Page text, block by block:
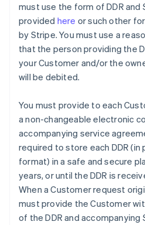
must use the form of DDR
provided here or such other
by Stripe. You must use a
that the person providing the
your Customer and/or the
will be debited.
You must provide to each
a non-changeable electronic
accompanying service
required to store each DDR
format) in a safe and secure
years, or until the DDR is
When a Customer request
must provide the Customer
of the DDR and
アイルランド
English
アメリカ
EnglishEspañol简体中文
アラブ首長国連邦